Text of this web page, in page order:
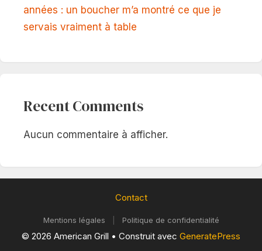
années : un boucher m’a montré ce que je
servais vraiment à table
Recent Comments
Aucun commentaire à afficher.
Contact
Mentions légales Politique de confidentialité
© 2026 American Grill • Construit avec GeneratePress